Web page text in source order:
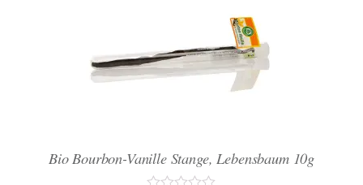
Bio Bourbon-Vanille Stange, Lebensbaum 10g